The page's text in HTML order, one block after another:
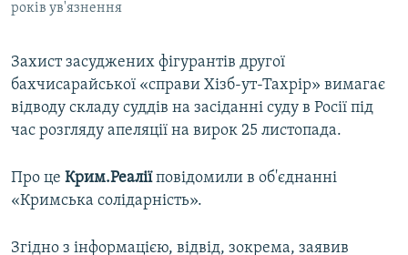
років ув'язнення
Захист засуджених фігурантів другої
бахчисарайської «справи Хізб-ут-Тахрір» вимагає
відводу складу суддів на засіданні суду в Росії під
час розгляду апеляції на вирок 25 листопада.
Про це Крим.Реаліїповідомили в об'єднанні
«Кримська солідарність».
Згідно з інформацією, відвід, зокрема, заявив